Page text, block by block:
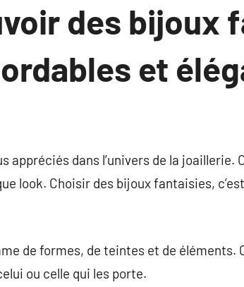
des bijoux
et
appréciés dans l’univers de la joaillerie.
look. Choisir des bijoux fantaisies,
de formes, de teintes et de éléments.
ou celle qui les porte.